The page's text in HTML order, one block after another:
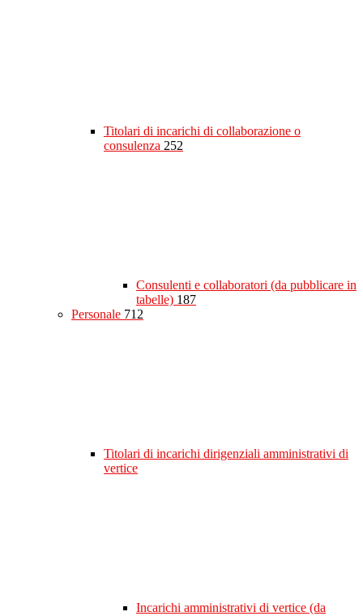
Titolari di incarichi di collaborazione o
consulenza 252
Consulenti e collaboratori (da pubblicare in
tabelle) 187
Personale 712
Titolari di incarichi dirigenziali amministrativi di
vertice
Incarichi amministrativi di vertice (da